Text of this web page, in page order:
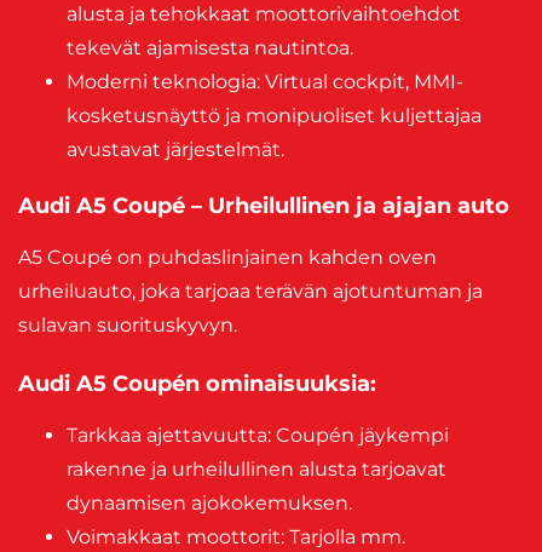
alusta ja tehokkaat moottorivaihtoehdot
tekevät ajamisesta nautintoa.
Moderni teknologia: Virtual cockpit, MMI-
kosketusnäyttö ja monipuoliset kuljettajaa
avustavat järjestelmät.
Audi A5 Coupé – Urheilullinen ja ajajan auto
A5 Coupé on puhdaslinjainen kahden oven
urheiluauto, joka tarjoaa terävän ajotuntuman ja
sulavan suorituskyvyn.
Audi A5 Coupén ominaisuuksia:
Tarkkaa ajettavuutta: Coupén jäykempi
rakenne ja urheilullinen alusta tarjoavat
dynaamisen ajokokemuksen.
Voimakkaat moottorit: Tarjolla mm.